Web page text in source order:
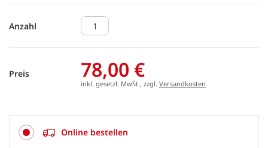
Anzahl
Preis 78,00 €
inkl. gesetzl. MwSt., zzgl. Versandkosten
Online bestellen